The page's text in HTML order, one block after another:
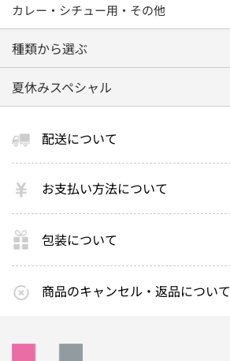
カレー・シチュー用・その他
種類から選ぶ
夏休みスペシャル
配送について
お支払い方法について
包装について
商品のキャンセル・返品について